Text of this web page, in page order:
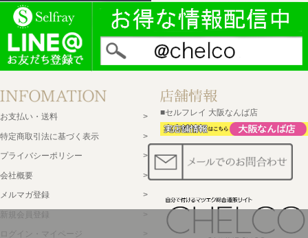
お支払い・送料
特定商取引法に基づく表示
プライバシーポリシー
会社概要
メルマガ登録
新規会員登録
ログイン・マイページ
■セルフレイ 大阪なんば店